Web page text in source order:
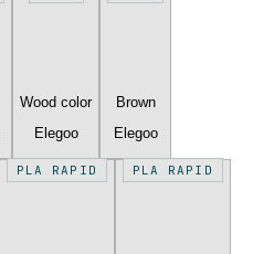
Wood color
Elegoo
Brown
Elegoo
PLA RAPID PLA RAPID